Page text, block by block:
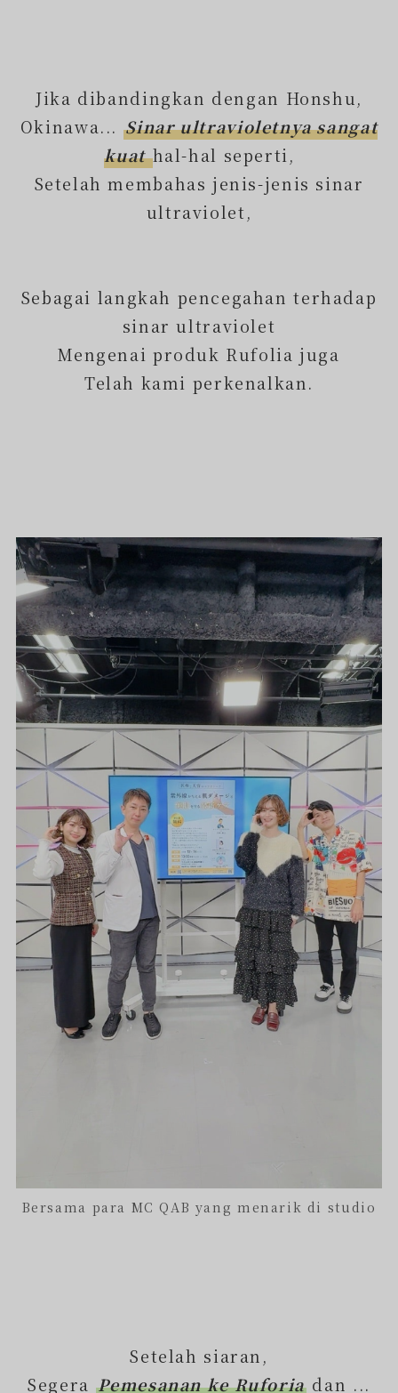
Jika dibandingkan dengan Honshu,
Okinawa... Sinar ultravioletnya sangat
kuathal-hal seperti,
Setelah membahas jenis-jenis sinar
ultraviolet,
Sebagai langkah pencegahan terhadap
sinar ultraviolet
Mengenai produk Rufolia juga
Telah kami perkenalkan.
Bersama para MC QAB yang menarik di studio
Setelah siaran,
Segera Pemesanan ke Ruforiadan ...